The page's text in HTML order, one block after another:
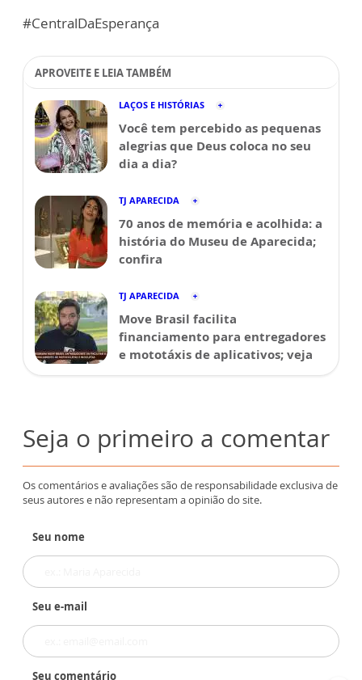
#CentralDaEsperança
APROVEITE E LEIA TAMBÉM
LAÇOS E HISTÓRIAS
Você tem percebido as pequenas
alegrias que Deus coloca no seu
dia a dia?
TJ APARECIDA
70 anos de memória e acolhida: a
história do Museu de Aparecida;
confira
TJ APARECIDA
Move Brasil facilita
financiamento para entregadores
e mototáxis de aplicativos; veja
Seja o primeiro a comentar
Os comentários e avaliações são de responsabilidade exclusiva de
seus autores e não representam a opinião do site.
Seu nome
Seu e-mail
Seu comentário